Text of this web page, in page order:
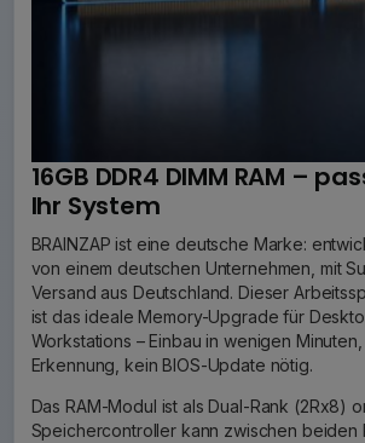
16GB DDR4 DIMM RAM –
Ihr System
BRAINZAP ist eine deutsche Marke:
von einem deutschen Unternehmen, mit
Versand aus Deutschland. Dieser
ist das ideale Memory-Upgrade für
Workstations – Einbau in wenigen
Erkennung, kein BIOS-Update nötig.
Das RAM-Modul ist als Dual-Rank (2Rx8)
Speichercontroller kann zwischen beiden